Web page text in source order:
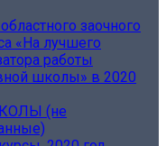
заочного
«На лучшего
работы
школы» в 2020
(не